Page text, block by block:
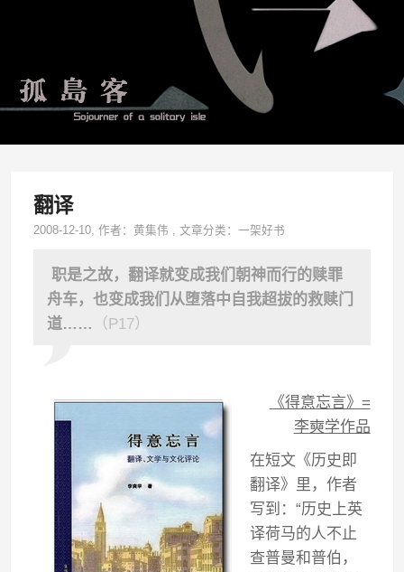
翻译
2008-12-10, 作者：黄集伟 ,文章分类：一架好书
职是之故，翻译就变成我们朝神而行的赎罪
舟车，也变成我们从堕落中自我超拔的救赎门
道……
（P17）
《得意忘言》=
李奭学作品
在短文《历史即
翻译》里，作者
写到：“历史上英
译荷马的人不止
查普曼和普伯，